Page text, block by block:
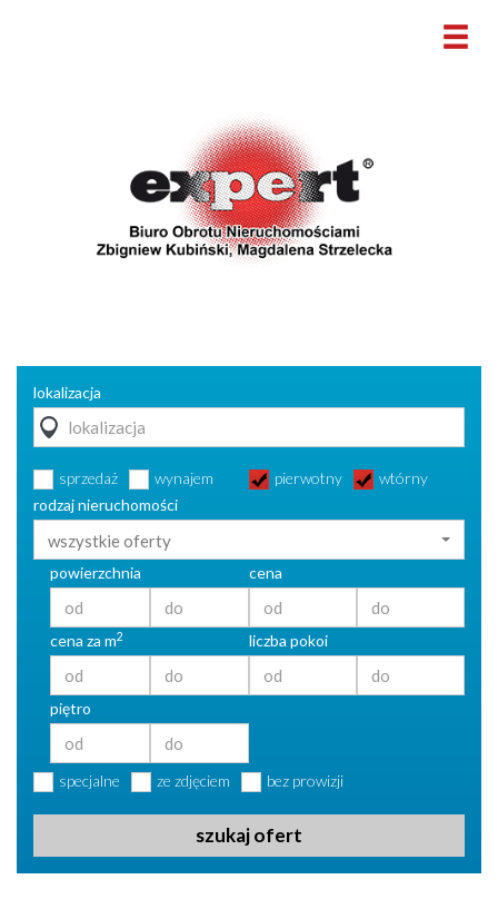
lokalizacja
sprzedaż wynajem pierwotny
wtórny
rodzaj nieruchomości
wszystkie oferty
powierzchnia cena
cena za m2 liczba pokoi
piętro
specjalne ze zdjęciem bez prowizji
szukaj ofert